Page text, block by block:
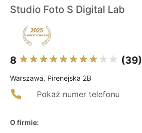
Studio Foto S Digital Lab
8 (39)
Warszawa, Pirenejska 2B
Pokaż numer telefonu
O firmie: